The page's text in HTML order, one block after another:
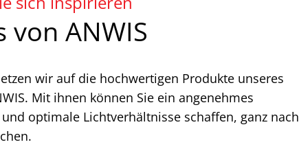
von ANWIS
wir auf die hochwertigen Produkte unseres
Mit ihnen können Sie ein angenehmes
optimale Lichtverhältnisse schaffen, ganz nach